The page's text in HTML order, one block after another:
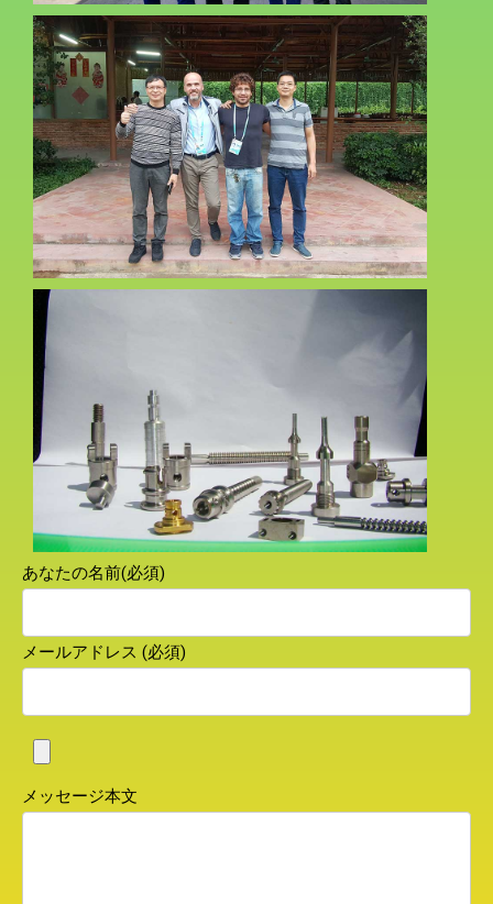
あなたの名前(必須)
メールアドレス (必須)
メッセージ本文